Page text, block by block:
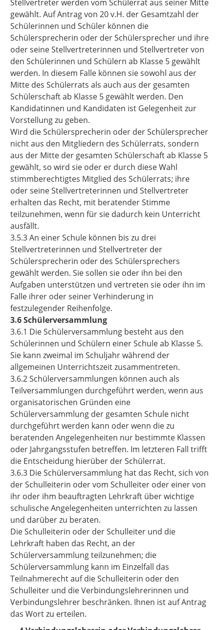
Stellvertreter werden vom Schülerrat aus seiner Mitte
gewählt. Auf Antrag von 20 v.H. der Gesamtzahl der
Schülerinnen und Schüler können die
Schülersprecherin oder der Schülersprecher und ihre
oder seine Stellvertreterinnen und Stellvertreter von
den Schülerinnen und Schülern ab Klasse 5 gewählt
werden. In diesem Falle können sie sowohl aus der
Mitte des Schülerrats als auch aus der gesamten
Schülerschaft ab Klasse 5 gewählt werden. Den
Kandidatinnen und Kandidaten ist Gelegenheit zur
Vorstellung zu geben.
Wird die Schülersprecherin oder der Schülersprecher
nicht aus den Mitgliedern des Schülerrats, sondern
aus der Mitte der gesamten Schülerschaft ab Klasse 5
gewählt, so wird sie oder er durch diese Wahl
stimmberechtigtes Mitglied des Schülerrats; ihre
oder seine Stellvertreterinnen und Stellvertreter
erhalten das Recht, mit beratender Stimme
teilzunehmen, wenn für sie dadurch kein Unterricht
ausfällt.
3.5.3 An einer Schule können bis zu drei
Stellvertreterinnen und Stellvertreter der
Schülersprecherin oder des Schülersprechers
gewählt werden. Sie sollen sie oder ihn bei den
Aufgaben unterstützen und vertreten sie oder ihn im
Falle ihrer oder seiner Verhinderung in
festzulegender Reihenfolge.
3.6 Schülerversammlung
3.6.1 Die Schülerversammlung besteht aus den
Schülerinnen und Schülern einer Schule ab Klasse 5.
Sie kann zweimal im Schuljahr während der
allgemeinen Unterrichtszeit zusammentreten.
3.6.2 Schülerversammlungen können auch als
Teilversammlungen durchgeführt werden, wenn aus
organisatorischen Gründen eine
Schülerversammlung der gesamten Schule nicht
durchgeführt werden kann oder wenn die zu
beratenden Angelegenheiten nur bestimmte Klassen
oder Jahrgangsstufen betreffen. Im letzteren Fall trifft
die Entscheidung hierüber der Schülerrat.
3.6.3 Die Schülerversammlung hat das Recht, sich von
der Schulleiterin oder vom Schulleiter oder einer von
ihr oder ihm beauftragten Lehrkraft über wichtige
schulische Angelegenheiten unterrichten zu lassen
und darüber zu beraten.
Die Schulleiterin oder der Schulleiter und die
Lehrkraft haben das Recht, an der
Schülerversammlung teilzunehmen; die
Schülerversammlung kann im Einzelfall das
Teilnahmerecht auf die Schulleiterin oder den
Schulleiter und die Verbindungslehrerinnen und
Verbindungslehrer beschränken. Ihnen ist auf Antrag
das Wort zu erteilen.